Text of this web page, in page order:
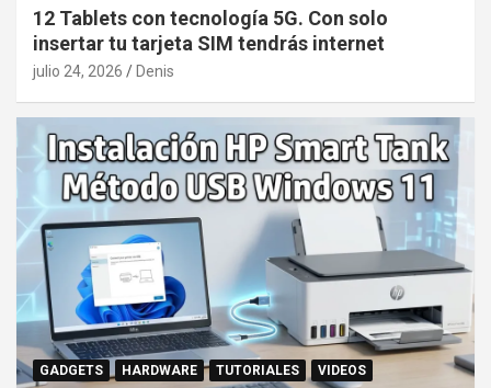
12 Tablets con tecnología 5G. Con solo
insertar tu tarjeta SIM tendrás internet
julio 24, 2026 Denis
GADGETS HARDWARE TUTORIALES VIDEOS